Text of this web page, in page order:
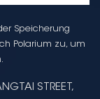
Speicherung
Polarium zu, um
STREET,